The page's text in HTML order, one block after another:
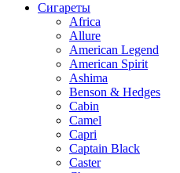
Сигареты
Africa
Allure
American Legend
American Spirit
Ashima
Benson & Hedges
Cabin
Camel
Capri
Captain Black
Caster